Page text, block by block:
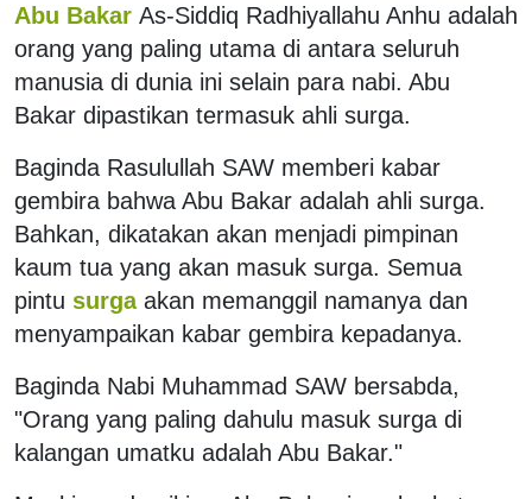
Abu Bakar As-Siddiq Radhiyallahu Anhu adalah
orang yang paling utama di antara seluruh
manusia di dunia ini selain para nabi. Abu
Bakar dipastikan termasuk ahli surga.
Baginda Rasulullah SAW memberi kabar
gembira bahwa Abu Bakar adalah ahli surga.
Bahkan, dikatakan akan menjadi pimpinan
kaum tua yang akan masuk surga. Semua
pintu surga akan memanggil namanya dan
menyampaikan kabar gembira kepadanya.
Baginda Nabi Muhammad SAW bersabda,
"Orang yang paling dahulu masuk surga di
kalangan umatku adalah Abu Bakar."